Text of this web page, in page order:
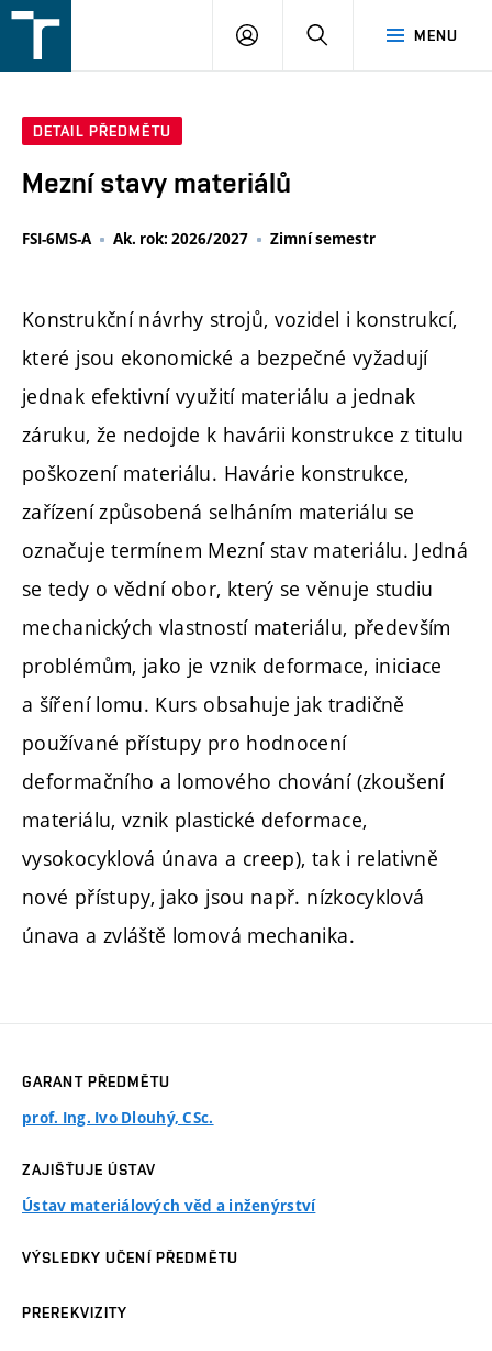
v
MENU
PŘIHLÁŠENÍ
DETAIL PŘEDMĚTU
Mezní stavy materiálů
FSI-6MS-A Ak. rok: 2026/2027 Zimní semestr
Konstrukční návrhy strojů, vozidel i konstrukcí,
které jsou ekonomické a bezpečné vyžadují
jednak efektivní využití materiálu a jednak
záruku, že nedojde k havárii konstrukce z titulu
poškození materiálu. Havárie konstrukce,
zařízení způsobená selháním materiálu se
označuje termínem Mezní stav materiálu. Jedná
se tedy o vědní obor, který se věnuje studiu
mechanických vlastností materiálu, především
problémům, jako je vznik deformace, iniciace
a šíření lomu. Kurs obsahuje jak tradičně
používané přístupy pro hodnocení
deformačního a lomového chování (zkoušení
materiálu, vznik plastické deformace,
vysokocyklová únava a creep), tak i relativně
nové přístupy, jako jsou např. nízkocyklová
únava a zvláště lomová mechanika.
GARANT PŘEDMĚTU
prof. Ing. Ivo Dlouhý, CSc.
ZAJIŠŤUJE ÚSTAV
Ústav materiálových věd a inženýrství
VÝSLEDKY UČENÍ PŘEDMĚTU
PREREKVIZITY